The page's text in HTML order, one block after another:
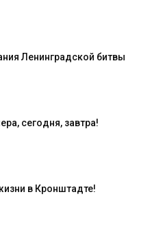
Ленинградской битвы
сегодня, завтра!
в Кронштадте!